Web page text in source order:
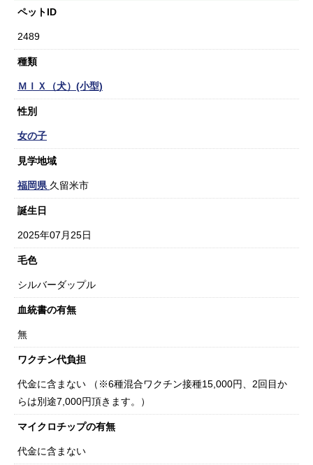
ペットID
2489
種類
ＭＩＸ（犬）(小型)
性別
女の子
見学地域
福岡県 久留米市
誕生日
2025年07月25日
毛色
シルバーダップル
血統書の有無
無
ワクチン代負担
代金に含まない （※6種混合ワクチン接種15,000円、2回目か
らは別途7,000円頂きます。）
マイクロチップの有無
代金に含まない